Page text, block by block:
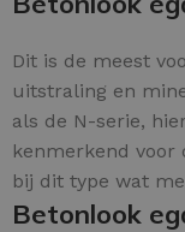
Dit is de meest
uitstraling en
als de N-serie,
kenmerkend voor
bij dit type wat
Betonlook